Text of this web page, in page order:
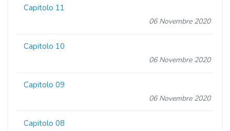
Capitolo 11
06 Novembre 2020
Capitolo 10
06 Novembre 2020
Capitolo 09
06 Novembre 2020
Capitolo 08